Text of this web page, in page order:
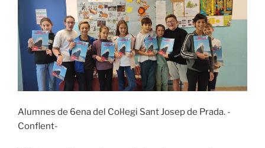
Alumnes de 6ena del Col·legi Sant Josep de Prada. -
Conflent-